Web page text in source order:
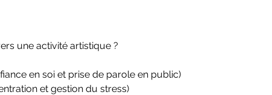
une activité artistique ?
en soi et prise de parole en public)
et gestion du stress)